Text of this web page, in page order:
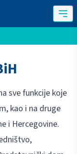
sve funkcije koje
kao i na druge
i Hercegovine.